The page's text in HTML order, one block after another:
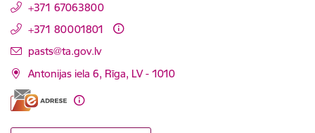
+371 67063800
+371 80001801
E-pasts:
pasts@ta.gov.lv
Antonijas iela 6, Rīga, LV - 1010